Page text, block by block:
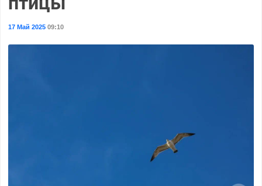
17 Май 202509:10